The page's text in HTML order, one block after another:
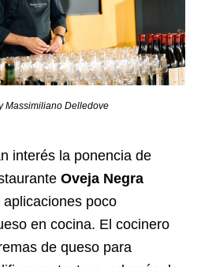
Massimiliano Delledove
interés la ponencia de
Oveja Negra
poco
en cocina. El cocinero
de queso para